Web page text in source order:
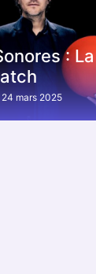
:
24 mars 2025